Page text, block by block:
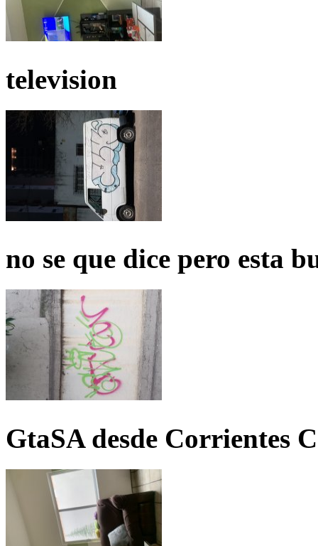
television
no se que dice pero esta
GtaSA desde Corrientes